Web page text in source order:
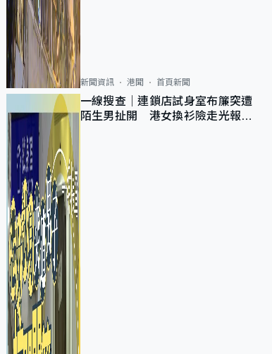
新聞資訊 港聞 首頁新聞
一線搜查｜連鎖店試身室布簾突遭
陌生男扯開 港女換衫險走光報